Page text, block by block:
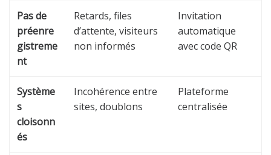
Pas de
préenre
gistreme
nt
Retards, files
d’attente, visiteurs
non informés
Invitation
automatique
avec code QR
Système
s
cloisonn
és
Incohérence entre
sites, doublons
Plateforme
centralisée